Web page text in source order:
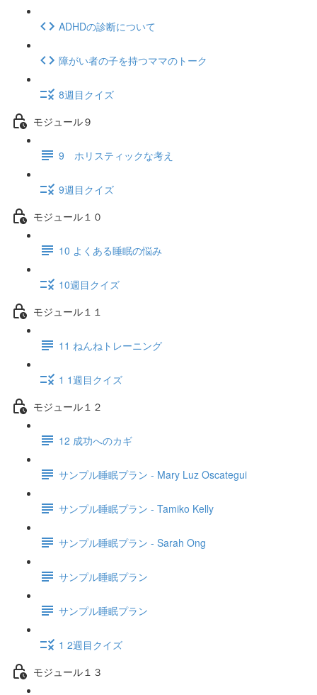
ADHDの診断について
障がい者の子を持つママのトーク
8週目クイズ
モジュール９
9 ホリスティックな考え
9週目クイズ
モジュール１０
10 よくある睡眠の悩み
10週目クイズ
モジュール１１
11 ねんねトレーニング
1 1週目クイズ
モジュール１２
12 成功へのカギ
サンプル睡眠プラン - Mary Luz Oscategui
サンプル睡眠プラン - Tamiko Kelly
サンプル睡眠プラン - Sarah Ong
サンプル睡眠プラン
サンプル睡眠プラン
1 2週目クイズ
モジュール１３